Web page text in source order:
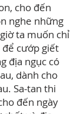
cho đến
nghe những
ta muốn chỉ
để cướp giết
địa ngục có
dành cho
Sa-tan thi
đến ngày